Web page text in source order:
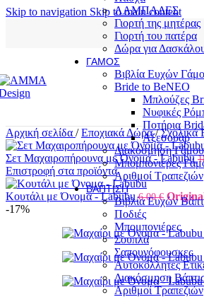
Skip to navigation Skip to main content
ΛΑΜΠΑΔΕΣ
Γιορτή της μητέρας
Γιορτή του πατέρα
Δώρα για
ΓΆΜΟΣ
Βιβλία Ευχών
Bride to BeNEO
Μπλούζες
Νυφικές
Ποτήρια
Αξεσουάρ
Διακόσμηση Γάμου
Μπομπονιέρες
Αριθμοί Τραπεζιών
ΒΆΠΤΙΣΗ
Βιβλία Ευχών
Ποδιές
Μπομπονιέρες
Σουπλά
Σαπουνόφουσκες
Αυτοκόλλητες
Διακόσμηση
Αριθμοί Τραπεζιών
Αρχική σελίδα / Εποχιακά Δώρα/ Σχολικά
Σετ Μαχαιροπήρουνα με Όνομα - Labubu
Επιστροφή στα προϊόντα
Κουτάλι με Όνομα - Labubu6,00€
-17%